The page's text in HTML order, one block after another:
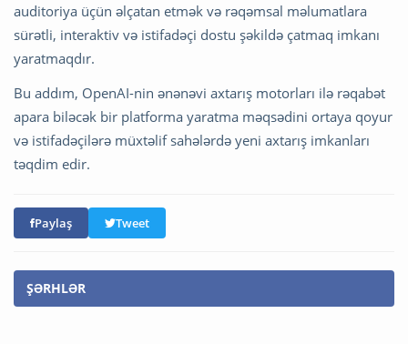
auditoriya üçün əlçatan etmək və rəqəmsal məlumatlara
sürətli, interaktiv və istifadəçi dostu şəkildə çatmaq imkanı
yaratmaqdır.
Bu addım, OpenAI-nin ənənəvi axtarış motorları ilə rəqabət
apara biləcək bir platforma yaratma məqsədini ortaya qoyur
və istifadəçilərə müxtəlif sahələrdə yeni axtarış imkanları
təqdim edir.
Paylaş Tweet
ŞƏRHLƏR